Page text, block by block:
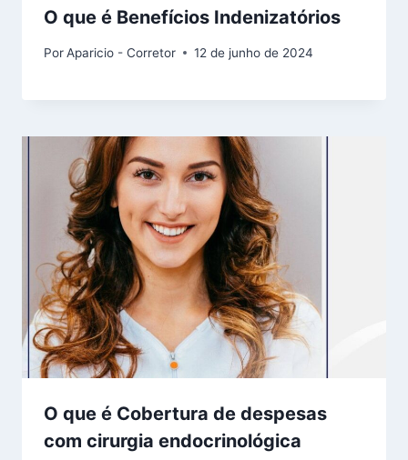
O que é Benefícios Indenizatórios
PorAparicio - Corretor 12 de junho de 2024
O que é Cobertura de despesas
com cirurgia endocrinológica